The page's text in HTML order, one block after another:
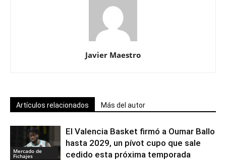
Javier Maestro
Artículos relacionados Más del autor
Mercado de
Fichajes
El Valencia Basket firmó a Oumar Ballo
hasta 2029, un pívot cupo que sale
cedido esta próxima temporada